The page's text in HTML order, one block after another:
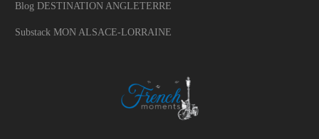
Blog DESTINATION ANGLETERRE
Substack MON ALSACE-LORRAINE